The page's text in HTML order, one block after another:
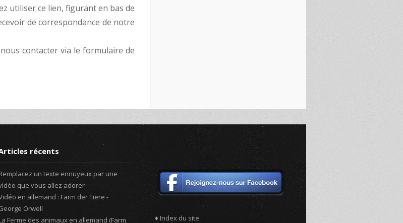
utiliser ce lien, figurant en bas de
de correspondance de notre
contacter via le formulaire de
récents
un texte ennuyeux par une
que vous allez adorer
en allemand : Farm der Tiere -
Orwell
Ferme des animaux en allemand (Farm
♦ Index du site